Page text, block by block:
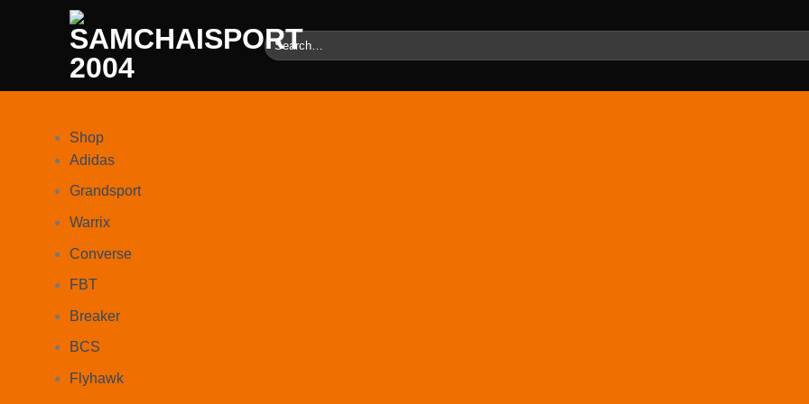
Search
for:
Shop
Adidas
Grandsport
Warrix
Converse
FBT
Breaker
BCS
Flyhawk